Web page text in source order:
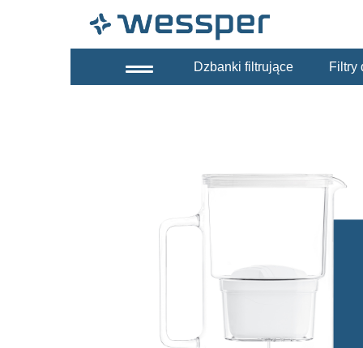
Dzbanki filtrujące Filtry